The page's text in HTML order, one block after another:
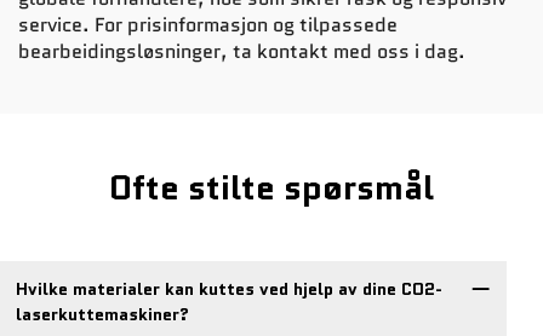
service. For prisinformasjon og tilpassede
bearbeidingsløsninger, ta kontakt med oss i dag.
Ofte stilte spørsmål
Hvilke materialer kan kuttes ved hjelp av dine CO2-
laserkuttemaskiner?